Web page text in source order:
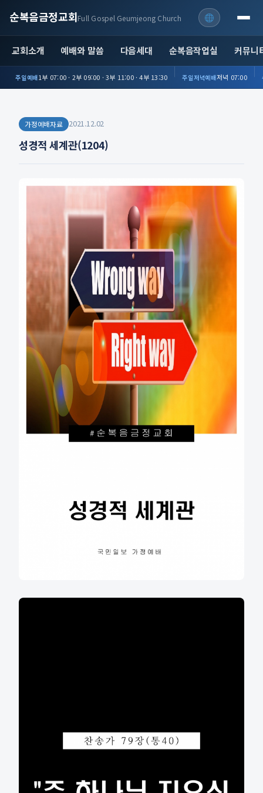
순복음금정교회Full Gospel Geumjeong Church
교회소개 예배와 말씀 다음세대 순복음작업실 커뮤니
주일예배1부 07:00 · 2부 09:00 · 3부 11:00 · 4부 13:30 주일저녁예배저녁 07:00
가정예배자료 2021.12.02
성경적 세계관(1204)